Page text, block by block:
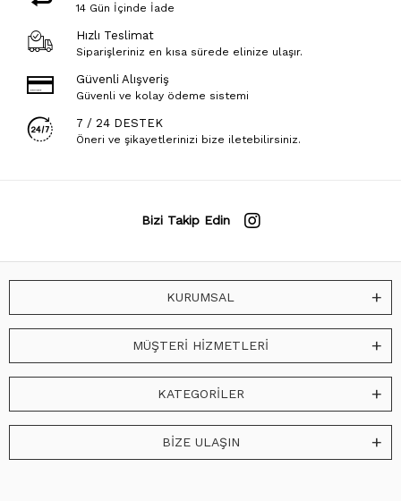
14 Gün İçinde İade
Hızlı Teslimat
Siparişleriniz en kısa sürede elinize ulaşır.
Güvenli Alışveriş
Güvenli ve kolay ödeme sistemi
7 / 24 DESTEK
Öneri ve şikayetlerinizi bize iletebilirsiniz.
Bizi Takip Edin
KURUMSAL
MÜŞTERİ HİZMETLERİ
KATEGORİLER
BİZE ULAŞIN